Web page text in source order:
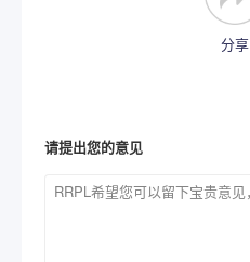
分享
请提出您的意见